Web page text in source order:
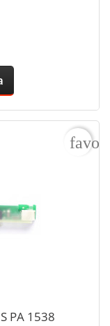
PA 1538